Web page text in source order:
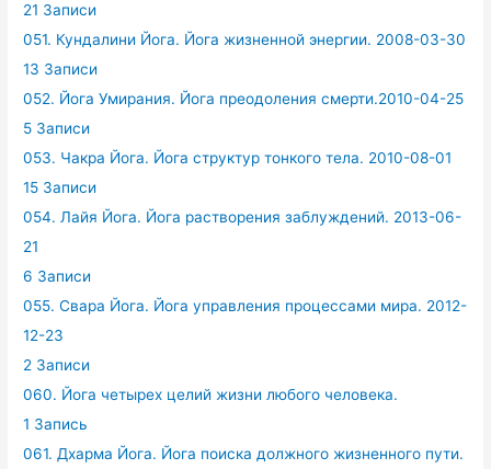
21 Записи
051. Кундалини Йога. Йога жизненной энергии. 2008-03-30
13 Записи
052. Йога Умирания. Йога преодоления смерти.2010-04-25
5 Записи
053. Чакра Йога. Йога структур тонкого тела. 2010-08-01
15 Записи
054. Лайя Йога. Йога растворения заблуждений. 2013-06-
21
6 Записи
055. Свара Йога. Йога управления процессами мира. 2012-
12-23
2 Записи
060. Йога четырех целий жизни любого человека.
1 Запись
061. Дхарма Йога. Йога поиска должного жизненного пути.